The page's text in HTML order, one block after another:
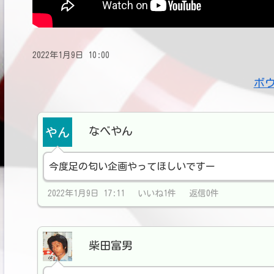
2022年1月9日 10:00
ボ
なべやん
今度足の匂い企画やってほしいですー
2022年1月9日 17:11 いいね1件 返信0件
柴田富男